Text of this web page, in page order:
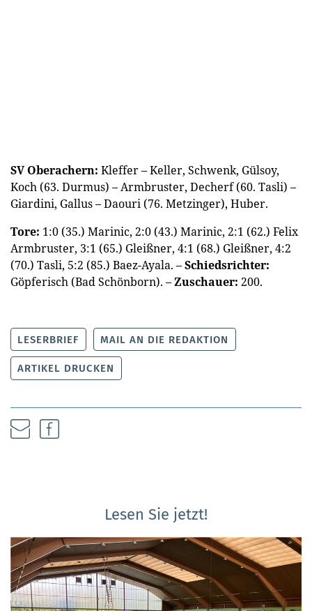
SV Oberachern: Kleffer – Keller, Schwenk, Gülsoy,
Koch (63. Durmus) – Armbruster, Decherf (60. Tasli) –
Giardini, Gallus – Daouri (76. Metzinger), Huber.
Tore: 1:0 (35.) Marinic, 2:0 (43.) Marinic, 2:1 (62.) Felix
Armbruster, 3:1 (65.) Gleißner, 4:1 (68.) Gleißner, 4:2
(70.) Tasli, 5:2 (85.) Baez-Ayala. –Schiedsrichter:
Göpferisch (Bad Schönborn). –Zuschauer: 200.
LESERBRIEF MAIL AN DIE REDAKTION
ARTIKEL DRUCKEN
Lesen Sie jetzt!